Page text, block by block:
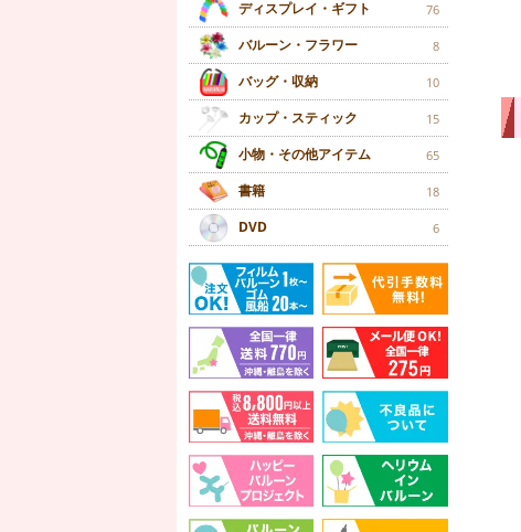
ディスプレイ・ギフト 76
バルーン・フラワー 8
バッグ・収納 10
カップ・スティック 15
小物・その他アイテム 65
書籍 18
DVD 6